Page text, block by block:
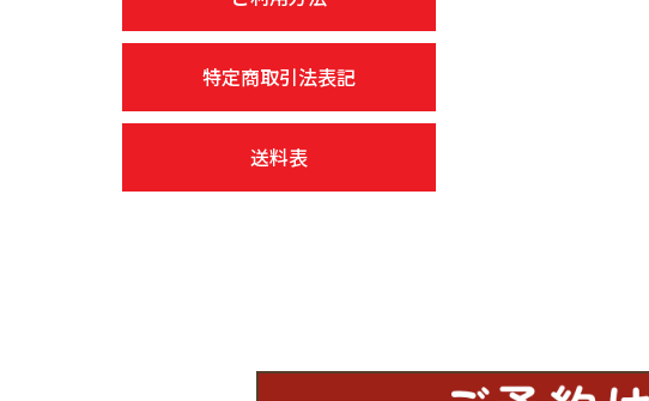
特定商取引法表記
送料表